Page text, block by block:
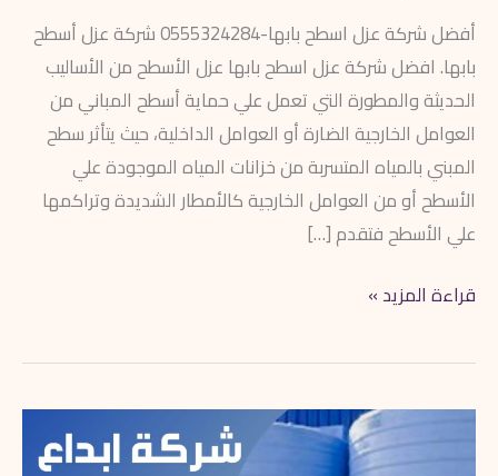
أفضل شركة عزل اسطح بابها-0555324284 شركة عزل أسطح
بابها. افضل شركة عزل اسطح بابها عزل الأسطح من الأساليب
الحديثة والمطورة التي تعمل علي حماية أسطح المباني من
العوامل الخارجية الضارة أو العوامل الداخلية، حيث يتأثر سطح
المبني بالمياه المتسربة من خزانات المياه الموجودة علي
الأسطح أو من العوامل الخارجية كالأمطار الشديدة وتراكمها
علي الأسطح فتقدم […]
قراءة المزيد »